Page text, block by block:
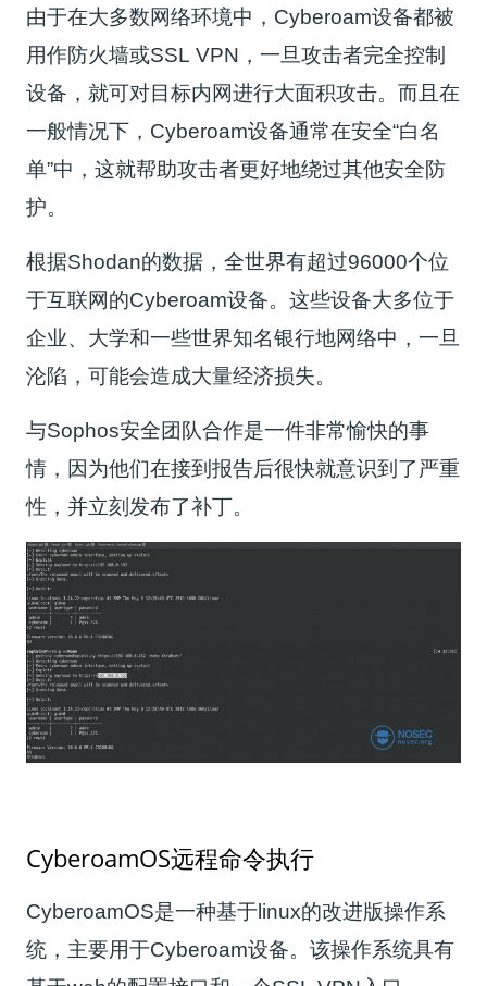
由于在大多数网络环境中，Cyberoam设备都被
用作防火墙或SSL VPN，一旦攻击者完全控制
设备，就可对目标内网进行大面积攻击。而且在
一般情况下，Cyberoam设备通常在安全“白名
单”中，这就帮助攻击者更好地绕过其他安全防
护。
根据Shodan的数据，全世界有超过96000个位
于互联网的Cyberoam设备。这些设备大多位于
企业、大学和一些世界知名银行地网络中，一旦
沦陷，可能会造成大量经济损失。
与Sophos安全团队合作是一件非常愉快的事
情，因为他们在接到报告后很快就意识到了严重
性，并立刻发布了补丁。
Cyber​​oamOS远程命令执行
CyberoamOS是一种基于linux的改进版操作系
统，主要用于Cyberoam设备。该操作系统具有